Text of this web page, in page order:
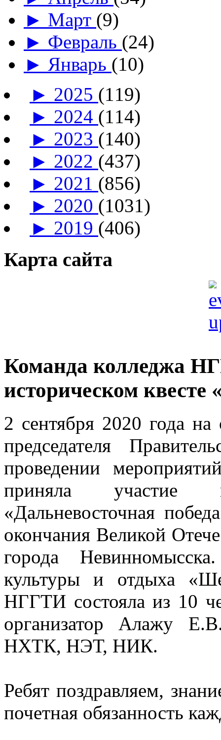
► Март (9)
► Февраль (24)
► Январь (10)
► 2025 (119)
► 2024 (114)
► 2023 (140)
► 2022 (437)
► 2021 (856)
► 2020 (1031)
► 2019 (406)
Карта сайта
Команда колледжа
историческом квесте
2 сентября 2020 года на
председателя
проведении
приняла участие
«Дальневосточная
окончания Великой
города
культуры и отдыха
НГГТИ состояла из 10
организатор Алажу
НХТК, НЭТ, НИК.
Ребят поздравляем,
почетная обязанность